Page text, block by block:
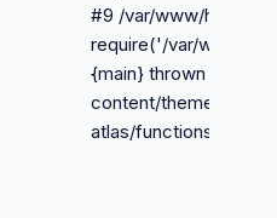
#9 /var/www/html/
require('/var/www/
{main} thrown in /var/
content/themes/
atlas/functions-